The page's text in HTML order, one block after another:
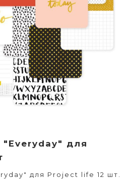
для
для Project life 12 шт.